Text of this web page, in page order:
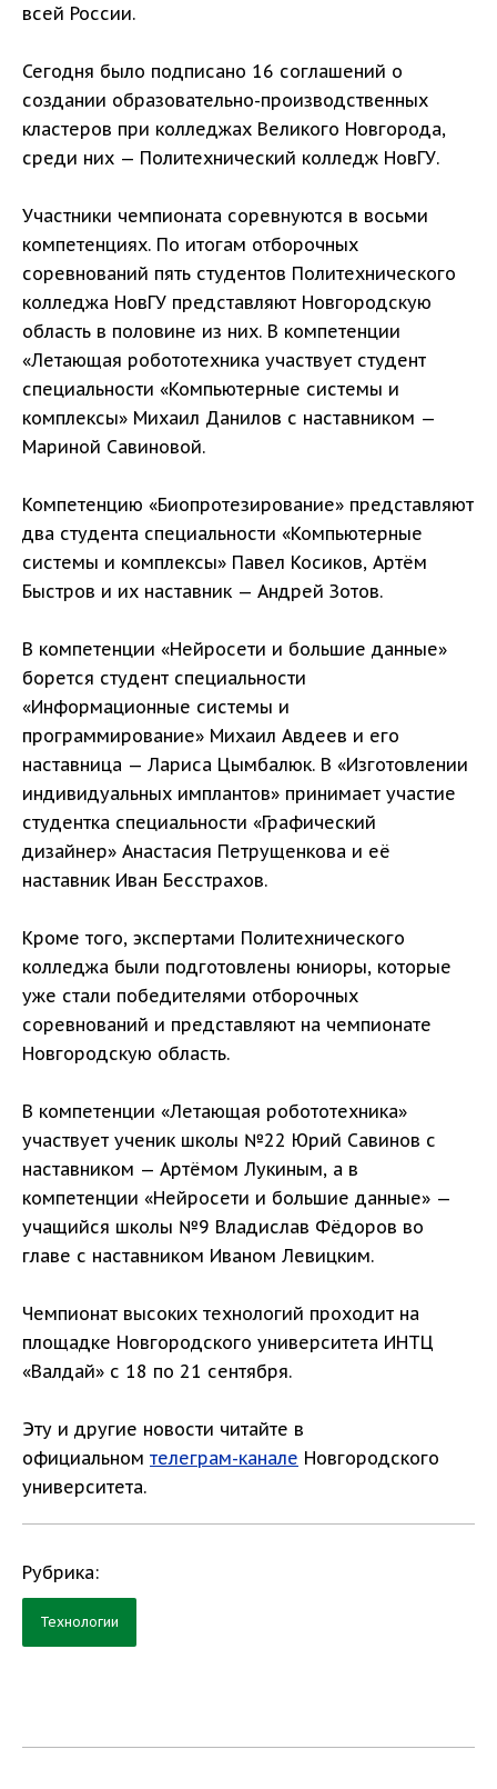
всей России.
Сегодня было подписано 16 соглашений о
создании образовательно-производственных
кластеров при колледжах Великого Новгорода,
среди них — Политехнический колледж НовГУ.
Участники чемпионата соревнуются в восьми
компетенциях. По итогам отборочных
соревнований пять студентов Политехнического
колледжа НовГУ представляют Новгородскую
область в половине из них. В компетенции
«Летающая робототехника участвует студент
специальности «Компьютерные системы и
комплексы» Михаил Данилов с наставником —
Мариной Савиновой.
Компетенцию «Биопротезирование» представляют
два студента специальности «Компьютерные
системы и комплексы» Павел Косиков, Артём
Быстров и их наставник — Андрей Зотов.
В компетенции «Нейросети и большие данные»
борется студент специальности
«Информационные системы и
программирование» Михаил Авдеев и его
наставница — Лариса Цымбалюк. В «Изготовлении
индивидуальных имплантов» принимает участие
студентка специальности «Графический
дизайнер» Анастасия Петрущенкова и её
наставник Иван Бесстрахов.
Кроме того, экспертами Политехнического
колледжа были подготовлены юниоры, которые
уже стали победителями отборочных
соревнований и представляют на чемпионате
Новгородскую область.
В компетенции «Летающая робототехника»
участвует ученик школы №22 Юрий Савинов с
наставником — Артёмом Лукиным, а в
компетенции «Нейросети и большие данные» —
учащийся школы №9 Владислав Фёдоров во
главе с наставником Иваном Левицким.
Чемпионат высоких технологий проходит на
площадке Новгородского университета ИНТЦ
«Валдай» с 18 по 21 сентября.
Эту и другие новости читайте в
официальном телеграм-канале Новгородского
университета.
Рубрика:
Технологии